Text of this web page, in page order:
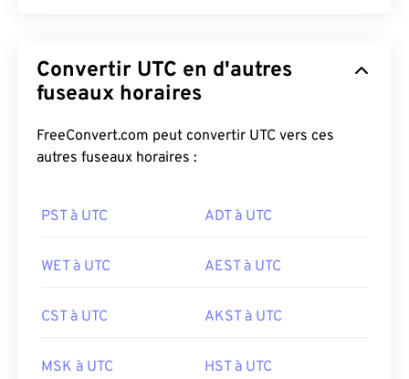
Convertir UTC en d'autres
fuseaux horaires
FreeConvert.com peut convertir UTC vers ces
autres fuseaux horaires :
PST à UTC ADT à UTC
WET à UTC AEST à UTC
CST à UTC AKST à UTC
MSK à UTC HST à UTC